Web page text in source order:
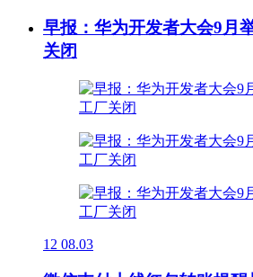
早报：华为开发者大会9月
关闭
12 08.03